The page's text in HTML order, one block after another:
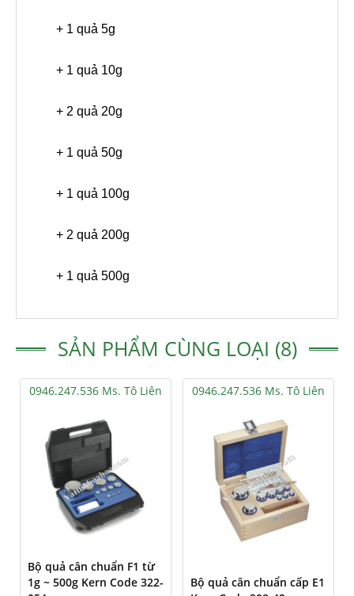
+ 1 quả 5g
+ 1 quả 10g
+ 2 quả 20g
+ 1 quả 50g
+ 1 quả 100g
+ 2 quả 200g
+ 1 quả 500g
SẢN PHẨM CÙNG LOẠI (8)
0946.247.536 Ms. Tô Liên
Bộ quả cân chuẩn F1 từ
1g ~ 500g Kern Code 322-
0946.247.536 Ms. Tô Liên
Bộ quả cân chuẩn cấp E1